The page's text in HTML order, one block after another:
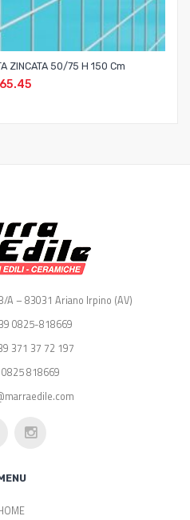
ZINCATA 50/75 H 150 Cm
65.45
A – 83031 Ariano Irpino (AV)
0825-818669
371 37 72 197
0825 818669